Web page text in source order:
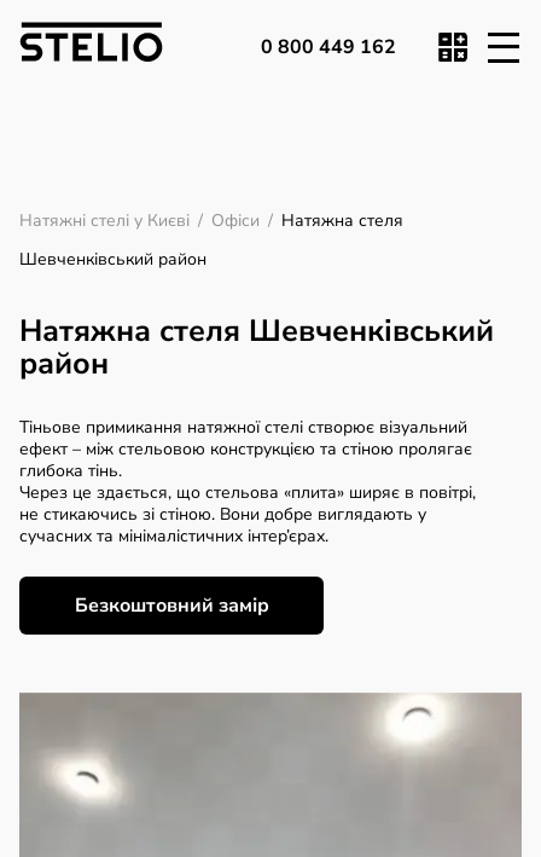
0 800 449 162
Натяжні стелі у Києві / Офіси / Натяжна стеля
Шевченківський район
Натяжна стеля Шевченківський
район
Тіньове примикання натяжної стелі створює візуальний
ефект – між стельовою конструкцією та стіною пролягає
глибока тінь.
Через це здається, що стельова «плита» ширяє в повітрі,
не стикаючись зі стіною. Вони добре виглядають у
сучасних та мінімалістичних інтер’єрах.
Безкоштовний замір